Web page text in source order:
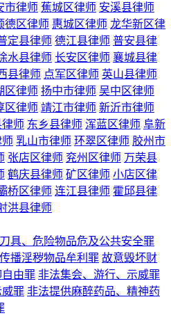
市律师 蕉城区律师 安溪县律师
德区律师 惠城区律师 龙华新区律
定县律师 德江县律师 普安县律
水县律师 长安区律师 襄城县律
县律师 点军区律师 英山县律师
区律师 扬中市律师 吴中区律师
区律师 靖江市律师 新沂市律师
师 东乡县律师 浑蓝区律师 阜新
乳山市律师 环翠区律师 胶州市
张店区律师 兖州区律师 万荣县
鹤庆县律师 矿区律师 小店区律
桥区律师 连江县律师 霍邱县律
洪县律师
具、危险物品危及公共安全罪
播淫秽物品牟利罪 故意毁坏财
由罪 非法集会、游行、示威罪
罪 非法提供麻醉药品、精神药